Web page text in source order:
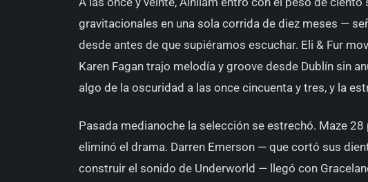
gravitacionales en una sola corrida de diez meses —
desde antes de que supiéramos escuchar. Eli & Fur
Karen Fagan trajo melodía y groove desde Dublín sin
algo de la oscuridad a las once cincuenta y tres, y la
Pasada medianoche la selección se estrechó. Maze
eliminó el drama. Darren Emerson — que cortó sus
construir el sonido de Underworld — llegó con